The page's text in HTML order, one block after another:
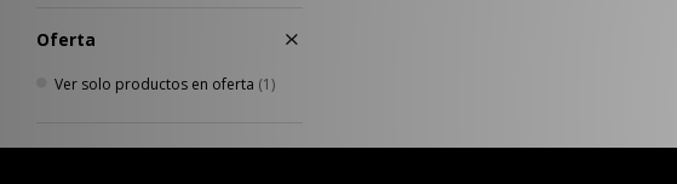
Oferta
Ver solo productos en oferta (1)